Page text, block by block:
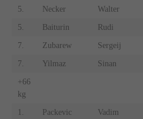
5. Necker Walter
5. Baiturin Rudi
7. Zubarew Sergeij
7. Yilmaz Sinan
+66
kg
1. Packevic Vadim